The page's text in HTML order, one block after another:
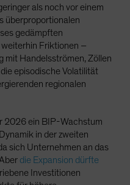
als noch vor einem
überproportionalen
gedämpften
Friktionen –
mit Handelsströmen, Zöllen
episodische Volatilität
regionalen
2026 ein BIP-Wachstum
in der zweiten
sich Unternehmen an das
die Expansion dürfte
Investitionen